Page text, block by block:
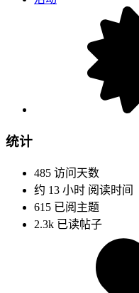
统计
485 访问天数
约 13 小时 阅读时间
615 已阅主题
2.3k 已读帖子